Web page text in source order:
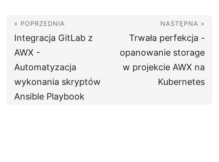
« POPRZEDNIA
Integracja GitLab z
AWX -
Automatyzacja
wykonania skryptów
Ansible Playbook
NASTĘPNA »
Trwała perfekcja -
opanowanie storage
w projekcie AWX na
Kubernetes